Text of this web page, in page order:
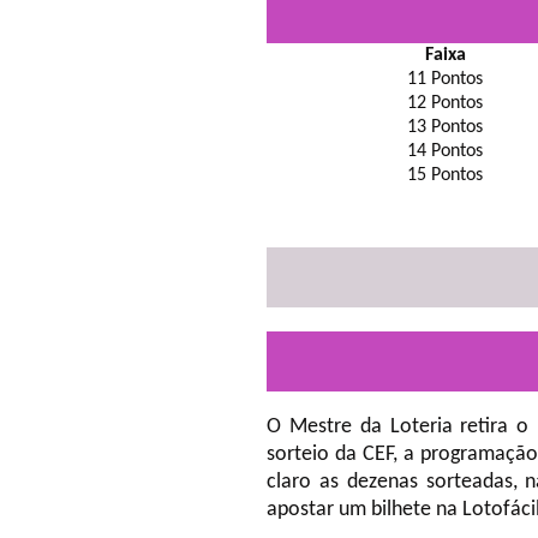
Faixa
11 Pontos
12 Pontos
13 Pontos
14 Pontos
15 Pontos
O Mestre da Loteria retira o
sorteio da CEF, a
claro as dezenas sorteadas,
apostar um bilhete na